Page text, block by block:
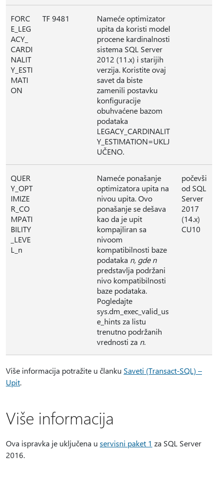
FORC
E_LEG
ACY_
CARDI
NALIT
Y_ESTI
MATI
ON
TF 9481
Nameće optimizator
upita da koristi model
procene kardinalnosti
sistema SQL Server
2012 (11.x) i starijih
verzija. Koristite ovaj
savet da biste
zamenili postavku
konfiguracije
obuhvaćene bazom
podataka
LEGACY_CARDINALIT
Y_ESTIMATION=UKLJ
UČENO.
QUER
Y_OPT
IMIZE
R_CO
MPATI
BILITY
_LEVE
L_n
Nameće ponašanje
optimizatora upita na
nivou upita. Ovo
ponašanje se dešava
kao da je upit
kompajliran sa
nivoom
kompatibilnosti baze
podataka n, gde n
predstavlja podržani
nivo kompatibilnosti
baze podataka.
Pogledajte
sys.dm_exec_valid_us
e_hints za listu
trenutno podržanih
vrednosti za n.
počevši
od SQL
Server
2017
(14.x)
CU10
Više informacija potražite u članku Saveti (Transact-SQL) –
Upit.
Više informacija
Ova ispravka je uključena u servisni paket 1 za SQL Server
2016.